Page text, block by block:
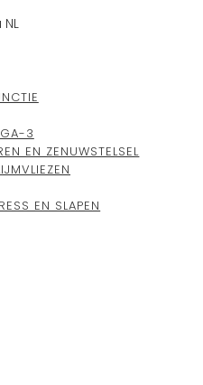
3
EN ZENUWSTELSEL
EN SLAPEN